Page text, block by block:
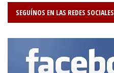
SEGUÍNOS EN LAS REDES SOCIALES